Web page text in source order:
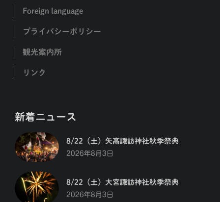
Foreign language
プライバシーポリシー
観光案内所
リンク
新着ニュース
8/22（土）矢高諏訪神社秋季祭典
2026年8月3日
8/22（土）大宮諏訪神社秋季祭典
2026年8月3日